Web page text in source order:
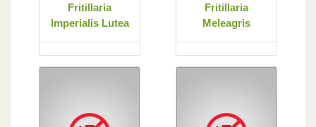
Fritillaria
Imperialis Lutea
Fritillaria
Meleagris